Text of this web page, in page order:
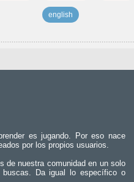
english
es jugando. Por eso nace
por los propios usuarios.
de nuestra comunidad en un solo
buscas. Da igual lo específico o